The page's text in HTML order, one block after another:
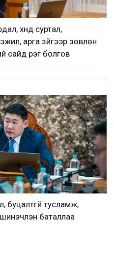
хүнд суртал,
арга зүйгээр зөвлөн
үүрэг болгов
буцалтгүй тусламж,
шинэчлэн баталлаа